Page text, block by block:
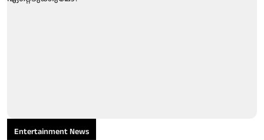
Entertainment News